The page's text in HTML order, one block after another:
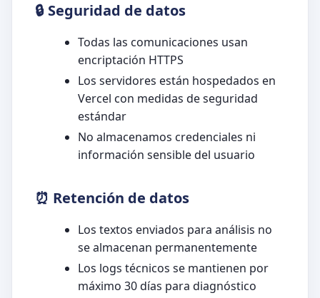
🔒 Seguridad de datos
Todas las comunicaciones usan
encriptación HTTPS
Los servidores están hospedados en
Vercel con medidas de seguridad
estándar
No almacenamos credenciales ni
información sensible del usuario
⏰ Retención de datos
Los textos enviados para análisis no
se almacenan permanentemente
Los logs técnicos se mantienen por
máximo 30 días para diagnóstico